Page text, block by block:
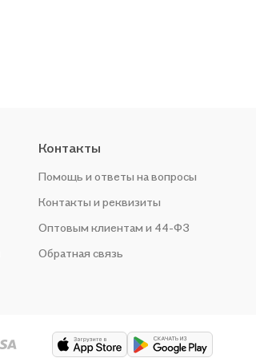
Контакты
Помощь и ответы на вопросы
Контакты и реквизиты
Оптовым клиентам и 44-ФЗ
Обратная связь